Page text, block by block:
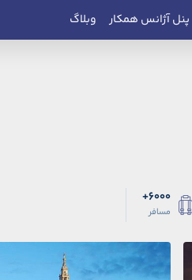
پنل آژانس همکار وبلاگ
6000+
مسافر